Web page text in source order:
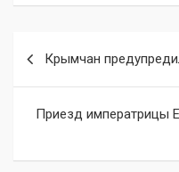
записям
Крымчан
Приезд императрицы